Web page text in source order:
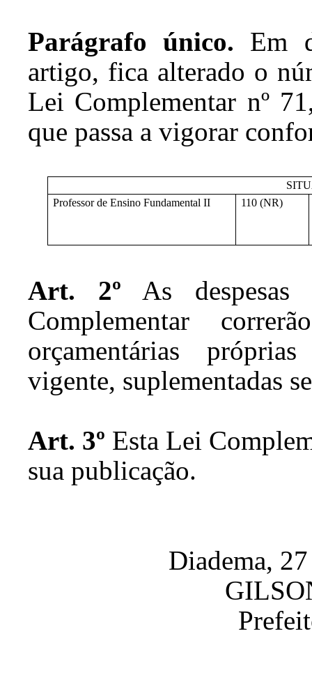
Parágrafo único. Em
artigo, fica alterado o
Lei Complementar nº
que passa a vigorar
Professor de Ensino Fundamental II
110 (NR)
Art. 2º As
Complementar
orçamentárias
vigente, suplementadas
Art. 3º Esta Lei
sua publicação.
Diadema,